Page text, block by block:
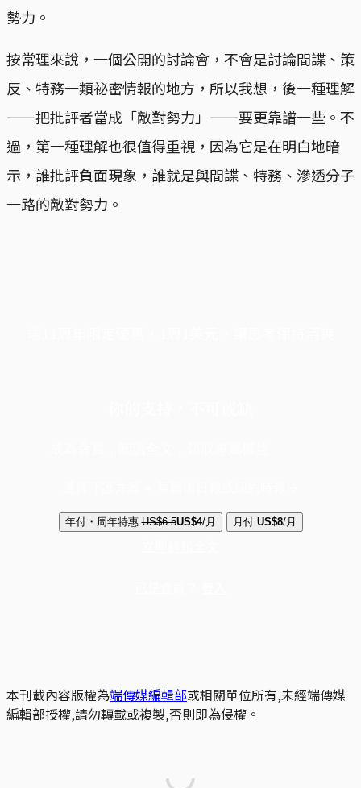
勢力。
按常理來說，一個公開的討論會，不會是討論間諜、策
反、特務一類祕密情報的地方，所以我想，後一種理解
——把批評者當成「敵對勢力」——要更靠譜一些。不
過，第一種理解也很值得重視，因為它是在明白地暗
示，誰批評負面現象，誰就是與間諜、特務、滲透分子
一路的敵對勢力。
年付・周年特惠 US$6.5US$4/月 月付 US$8/月
本刊載內容版權為端傳媒編輯部或相關單位所有,未經端傳媒
編輯部授權,請勿轉載或複製,否則即為侵權。